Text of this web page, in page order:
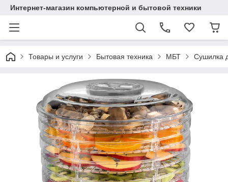
Интернет-магазин компьютерной и бытовой техники
Товары и услуги Бытовая техника МБТ Сушилка